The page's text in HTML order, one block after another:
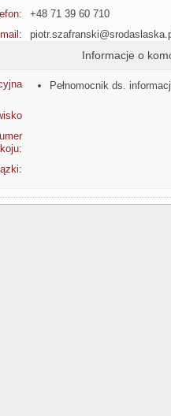
+48 71 39 60 710
Informacje o
Pełnomocnik ds.